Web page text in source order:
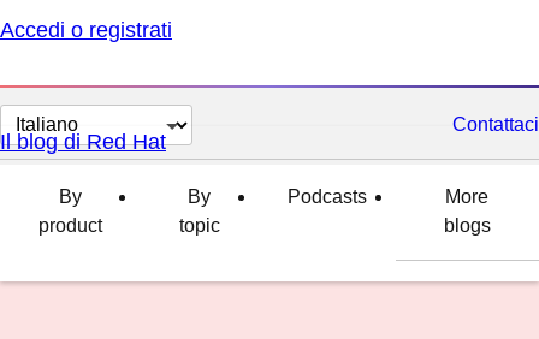
Accedi o registrati
Cambia
lingua
Contattaci
Il blog di Red Hat
By
product
By
topic
Podcasts
More
blogs